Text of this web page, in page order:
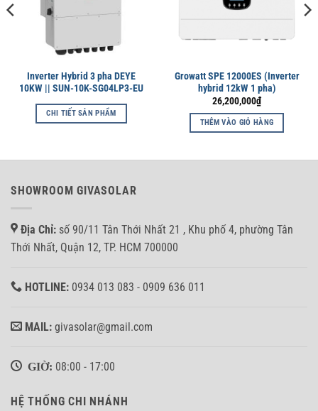
Inverter Hybrid 3 pha DEYE
10KW || SUN-10K-SG04LP3-EU
CHI TIẾT SẢN PHẨM
Growatt SPE 12000ES (Inverter
hybrid 12kW 1 pha)
26,200,000₫
THÊM VÀO GIỎ HÀNG
SHOWROOM GIVASOLAR
Địa Chỉ: số 90/11 Tân Thới Nhất 21 , Khu phố 4, phường Tân
Thới Nhất, Quận 12, TP. HCM 700000
HOTLINE: 0934 013 083 - 0909 636 011
MAIL: givasolar@gmail.com
GIỜ: 08:00 - 17:00
HỆ THỐNG CHI NHÁNH